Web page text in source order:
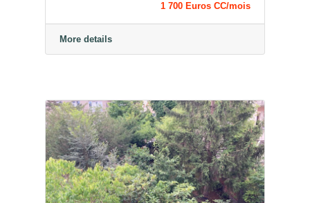
1 700 Euros CC/mois
More details